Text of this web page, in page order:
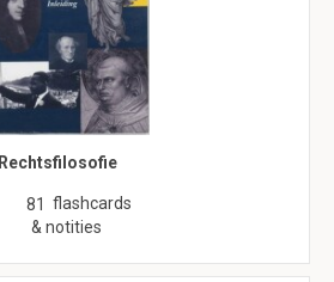
Rechtsfilosofie
81 flashcards
& notities